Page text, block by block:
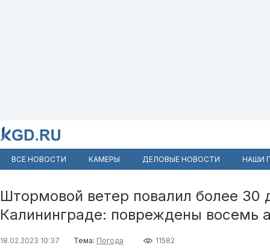
ВСЕ НОВОСТИ КАМЕРЫ ДЕЛОВЫЕ НОВОСТИ НАШИ
Штормовой ветер повалил более 30
Калининграде: повреждены восемь
18.02.2023 10:37 Тема: Погода 11582